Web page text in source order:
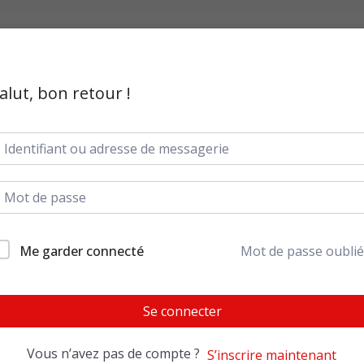
bon retour !
Me garder connecté Mot de passe
Se connecter
Vous n’avez pas de compte ? S’inscrire maintenant